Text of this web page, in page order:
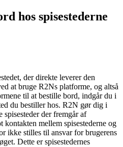
hos spisestederne
der direkte leverer den
at bruge R2Ns platforme, og altså
til at bestille bord, indgår du i
du bestiller hos. R2N gør dig i
spisesteder der fremgår af
mellem spisestederne og
ikke stilles til ansvar for brugerens
Dette er spisestedernes